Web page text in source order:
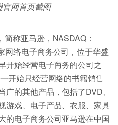
官网首页截图
称亚马逊，NASDAQ：
网络电子商务公司，位于华盛
开始经营电子商务的公司之
开始只经营网络的书籍销售
的其他产品，包括了DVD、
游戏、电子产品、衣服、家具
的电子商务公司亚马逊在中国